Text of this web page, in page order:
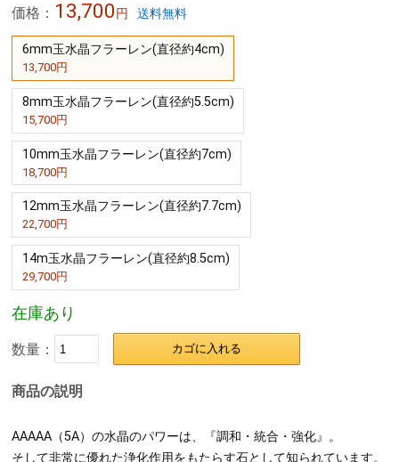
価格：13,700円 送料無料
6mm玉水晶フラーレン(直径約4cm)
13,700円
8mm玉水晶フラーレン(直径約5.5cm)
10mm玉水晶フラーレン(直径約7cm)
18,700円
12mm玉水晶フラーレン(直径約7.7cm)
22,700円
14m玉水晶フラーレン(直径約8.5cm)
29,700円